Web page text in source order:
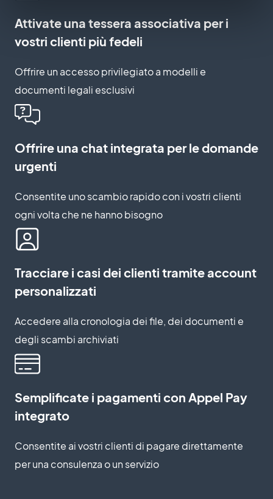
Attivate una tessera associativa per i
vostri clienti più fedeli
Offrire un accesso privilegiato a modelli e
documenti legali esclusivi
Offrire una chat integrata per le domande
urgenti
Consentite uno scambio rapido con i vostri clienti
ogni volta che ne hanno bisogno
Tracciare i casi dei clienti tramite account
personalizzati
Accedere alla cronologia dei file, dei documenti e
degli scambi archiviati
Semplificate i pagamenti con Appel Pay
integrato
Consentite ai vostri clienti di pagare direttamente
per una consulenza o un servizio